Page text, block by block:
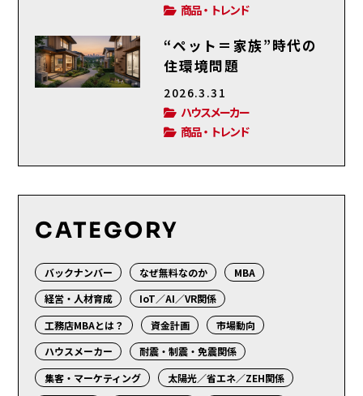
商品・トレンド
“ペット＝家族”時代の
住環境問題
2026.3.31
ハウスメーカー
商品・トレンド
CATEGORY
バックナンバー なぜ無料なのか
MBA
経営・人材育成
IoT／AI／VR関係
工務店MBAとは？
資金計画
市場動向
ハウスメーカー
耐震・制震・免震関係
集客・マーケティング
太陽光／省エネ／ZEH関係